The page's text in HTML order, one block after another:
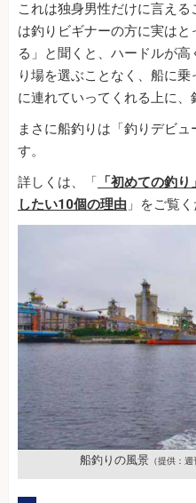
これは独身男性だけに言え
は釣りビギナーの方に実は
る」と聞くと、ハードルが
り場を選ぶことなく、船に
に連れていってくれる上に、
まさに船釣りは「釣りデビ
す。
詳しくは、「 「初めての釣
したい10個の理由 」をご覧く
船釣りの風景 （提供：